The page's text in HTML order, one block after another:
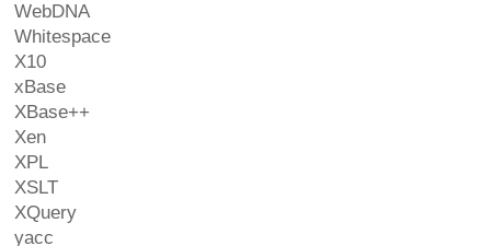
WebDNA
Whitespace
X10
xBase
XBase++
Xen
XPL
XSLT
XQuery
yacc